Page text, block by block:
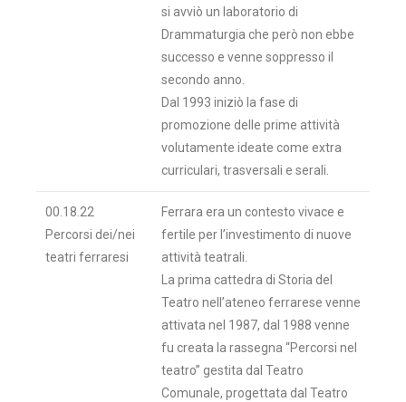
si avviò un laboratorio di
Drammaturgia che però non ebbe
successo e venne soppresso il
secondo anno.
Dal 1993 iniziò la fase di
promozione delle prime attività
volutamente ideate come extra
curriculari, trasversali e serali.
00.18.22
Percorsi dei/nei
teatri ferraresi
Ferrara era un contesto vivace e
fertile per l’investimento di nuove
attività teatrali.
La prima cattedra di Storia del
Teatro nell’ateneo ferrarese venne
attivata nel 1987, dal 1988 venne
fu creata la rassegna “Percorsi nel
teatro” gestita dal Teatro
Comunale, progettata dal Teatro